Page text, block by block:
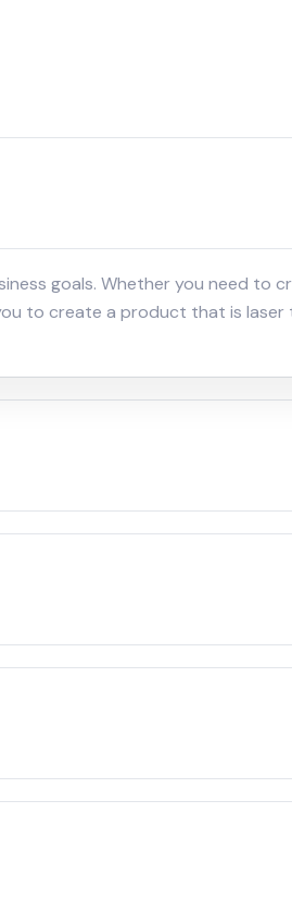
goals. Whether you need to
to create a product that is laser